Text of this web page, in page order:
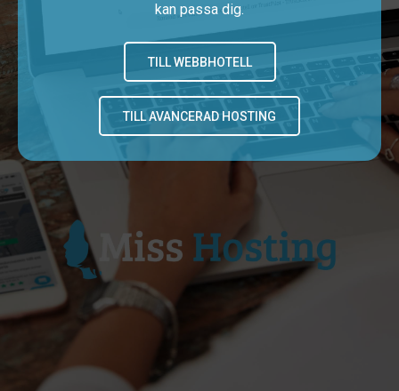
kan passa dig.
TILL WEBBHOTELL
TILL AVANCERAD HOSTING